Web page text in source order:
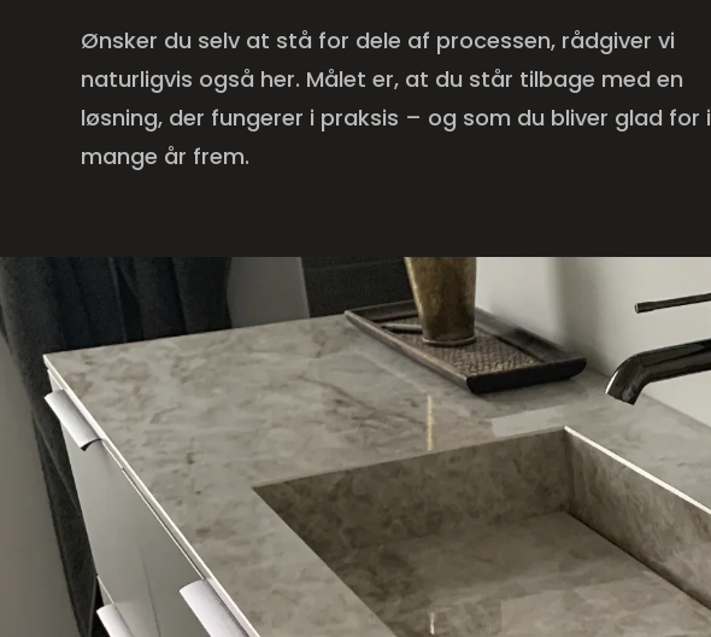
Ønsker du selv at stå for dele af processen, rådgiver vi
naturligvis også her. Målet er, at du står tilbage med en
løsning, der fungerer i praksis – og som du bliver glad for i
mange år frem.